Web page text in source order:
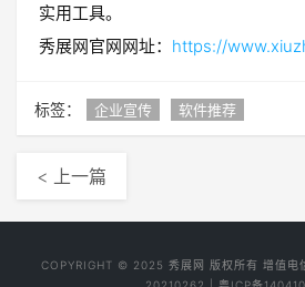
实用工具。
秀展网官网网址： https://
标签： 企业宣传 软件推荐
< 上一篇
COPYRIGHT © 2025 秀展网 版权所有 增值电